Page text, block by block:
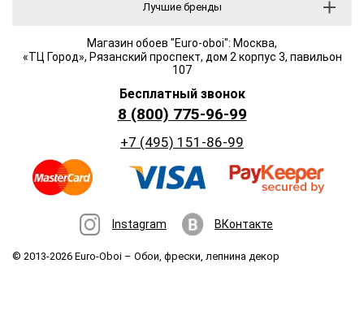
Лучшие бренды
Магазин обоев "Euro-oboi": Москва,
«ТЦ Город», Рязанский проспект, дом 2 корпус 3, павильон
107
Бесплатный звонок
8 (800) 775-96-99
+7 (495) 151-86-99
Instagram ВКонтакте
© 2013-2026 Euro-Oboi – Обои, фрески, лепнина декор